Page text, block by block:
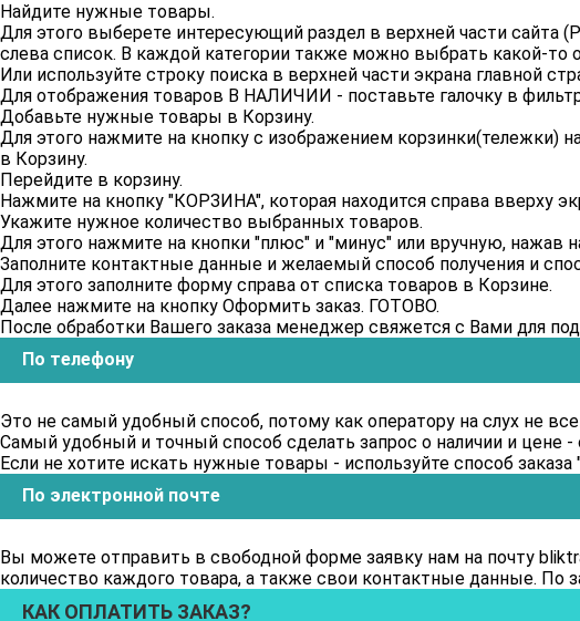
Найдите нужные товары.
Для этого выберете интересующий раздел в верхней части сайта
слева список. В каждой категории также можно выбрать какой-то
Или используйте строку поиска в верхней части экрана главной
Для отображения товаров В НАЛИЧИИ - поставьте галочку в
Добавьте нужные товары в Корзину.
Для этого нажмите на кнопку с изображением корзинки(тележки)
в Корзину.
Перейдите в корзину.
Нажмите на кнопку "КОРЗИНА", которая находится справа вверху
Укажите нужное количество выбранных товаров.
Для этого нажмите на кнопки "плюс" и "минус" или вручную, нажав
Заполните контактные данные и желаемый способ получения и
Для этого заполните форму справа от списка товаров в Корзине.
Далее нажмите на кнопку Оформить заказ. ГОТОВО.
После обработки Вашего заказа менеджер свяжется с Вами для
По телефону
Это не самый удобный способ, потому как оператору на слух не
Самый удобный и точный способ сделать запрос о наличии и цене -
Если не хотите искать нужные товары - используйте способ
По электронной почте
Вы можете отправить в свободной форме заявку нам на почту
количество каждого товара, а также свои контактные данные.
КАК ОПЛАТИТЬ ЗАКАЗ?